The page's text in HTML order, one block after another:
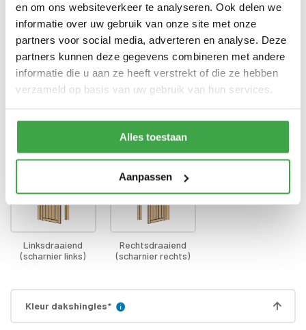
en om ons websiteverkeer te analyseren. Ook delen we
informatie over uw gebruik van onze site met onze
partners voor social media, adverteren en analyse. Deze
partners kunnen deze gegevens combineren met andere
informatie die u aan ze heeft verstrekt of die ze hebben
verzameld op basis van uw gebruik van hun services.
Alles toestaan
Aanpassen
Bevestigingsmaterialen
Alle bevestigingsmaterialen
zijn inbegrepen
Transport
Gratis thuisbezorgd - In
Nederland
Draairichting deur
Linksdraaiend
(scharnier links)
Rechtsdraaiend
(scharnier rechts)
Kleur dakshingles*